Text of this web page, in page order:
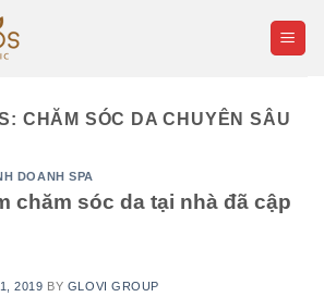
CHĂM SÓC DA CHUYÊN SÂU
DOANH SPA
chăm sóc da tại nhà đã cập
2019 BY GLOVI GROUP